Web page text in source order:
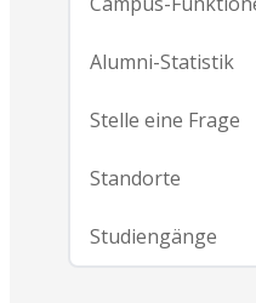
Alumni-Statistik
Stelle eine Frage
Standorte
Studiengänge